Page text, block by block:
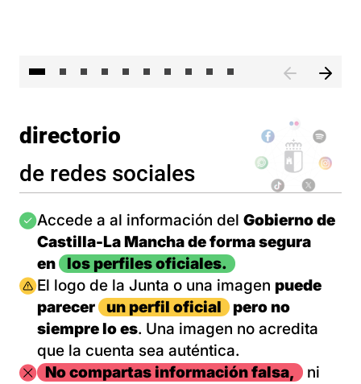
directorio
de redes sociales
Imagen
Accede a al información del Gobierno de
Castilla-La Mancha de forma segura
en
los perfiles oficiales.
Imagen
El logo de la Junta o una imagen puede
parecer
un perfil oficial
pero no
siempre lo es. Una imagen no acredita
que la cuenta sea auténtica.
ImagenNo compartas información falsa,
ni